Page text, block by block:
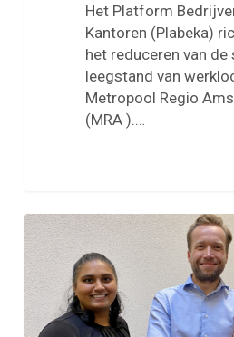
Het Platform
Kantoren (Plabeka)
het reduceren van
leegstand van
Metropool Regio
(MRA ).…
Even
voorstellen:
team
Bedrijfshuisvesting